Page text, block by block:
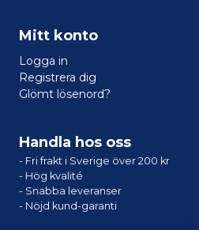
Mitt konto
Logga in
Registrera dig
Glömt lösenord?
Handla hos oss
- Fri frakt i Sverige över 200 kr
- Hög kvalité
- Snabba leveranser
- Nöjd kund-garanti